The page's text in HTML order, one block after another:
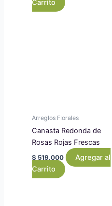
Carrito
Arreglos Florales
Canasta Redonda de
Rosas Rojas Frescas
$ 519.000
Agregar al
Carrito